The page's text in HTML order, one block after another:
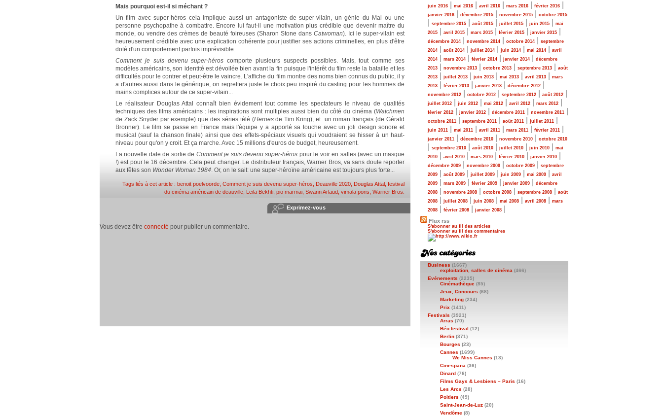
Mais pourquoi est-il si méchant ?
Un film avec super-héros cela implique aussi un antagoniste de super-vilain, un génie du Mal ou une
personne psychopathe à combattre. Encore lui faut-il une motivation plus crédible que devenir maître du
monde, ou vendre des crèmes de beauté foireuses (Sharon Stone dans Catwoman). Ici le super-vilain est
heureusement crédible avec une explication cohérente pour justifier ses actions criminelles, en plus d'être
doté d'un comportement parfois imprévisible.
Comment je suis devenu super-héros comporte plusieurs suspects possibles. Mais, tout comme ses
modèles américains, son identité est dévoilée bien avant la fin puisque l'intérêt du film reste la bataille et les
difficultés pour le contrer et peut-être le vaincre. L'affiche du film montre des noms bien connus du public, il y
a d'autres aussi dans le générique, on regrettera juste le choix peu inspiré du casting pour les hommes de
mains complices autour de ce super-vilain...
Le réalisateur Douglas Attal connaît bien évidement tout comme les spectateurs le niveau de qualités
techniques des films américains : les inspirations sont multiples aussi bien du côté du cinéma (Watchmen
de Zack Snyder par exemple) que des séries télé (Heroesde Tim Kring), et un roman français (de Gérald
Bronner). Le film se passe en France mais l'équipe y a apporté sa touche avec un joli design sonore et
musical (sauf la chanson finale) ainsi que des effets-spéciaux visuels qui voudraient se hisser à un haut-
niveau pour qu'on y croit. Et ça marche. Avec 15 millions d'euros de budget, heureusement.
La nouvelle date de sortie de Comment je suis devenu super-héros pour le voir en salles (avec un masque
!) est pour le 16 décembre. Cela peut changer. Le distributeur français, Warner Bros, va sans doute reporter
aux fêtes son Wonder Woman 1984. Or, on le sait: une super-héroïne américaine est toujours plus forte...
Tags liés à cet article : benoit poelvoorde Comment je suis devenu super-héros Deauville 2020 Douglas Attal festival
du cinéma américain de deauville Leila Bekhti pio marmai Swann Arlaud vimala pons Warner Bros
Exprimez-vous
Vous devez être connecté pour publier un commentaire.
juin 2016 mai 2016 avril 2016 mars 2016 février 2016
janvier 2016 décembre 2015 novembre 2015 octobre 2015
septembre 2015 août 2015 juillet 2015 juin 2015
mai
2015
avril 2015 mars 2015 février 2015 janvier 2015
décembre 2014 novembre 2014 octobre 2014
septembre
2014
août 2014 juillet 2014 juin 2014 mai 2014
avril
2014
mars 2014 février 2014 janvier 2014
décembre
2013
novembre 2013 octobre 2013 septembre 2013
août
2013
juillet 2013 juin 2013 mai 2013 avril 2013
mars
2013
février 2013 janvier 2013 décembre 2012
novembre 2012 octobre 2012 septembre 2012 août 2012
juillet 2012 juin 2012 mai 2012 avril 2012 mars 2012
février 2012 janvier 2012 décembre 2011 novembre 2011
octobre 2011 septembre 2011 août 2011 juillet 2011
juin 2011 mai 2011 avril 2011 mars 2011 février 2011
janvier 2011 décembre 2010 novembre 2010 octobre 2010
septembre 2010 août 2010 juillet 2010 juin 2010
mai
2010
avril 2010 mars 2010 février 2010 janvier 2010
décembre 2009 novembre 2009 octobre 2009
septembre
2009
août 2009 juillet 2009 juin 2009 mai 2009
avril
2009
mars 2009 février 2009 janvier 2009
décembre
2008
novembre 2008 octobre 2008 septembre 2008
août
2008
juillet 2008 juin 2008 mai 2008 avril 2008
mars
2008
février 2008 janvier 2008
Flux rss
S'abonner au fil des articles
S'abonner au fil des commentaires
Business (1667)
exploitation, salles de cinéma (466)
Evénements (2235)
Cinémathèque (85)
Jeux, Concours (68)
Marketing (234)
Prix (1411)
Festivals (3921)
Arras (70)
Béo festival (12)
Berlin (371)
Bourges (23)
Cannes (1699)
We Miss Cannes (13)
Cinespana (36)
Dinard (76)
Films Gays & Lesbiens – Paris (16)
Les Arcs (28)
Poitiers (49)
Saint-Jean-de-Luz (20)
Vendôme (8)